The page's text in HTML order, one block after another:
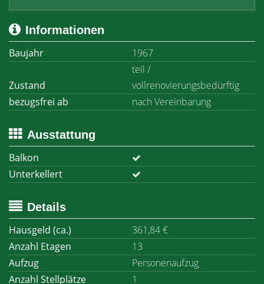
Informationen
Baujahr
1967
Zustand
teil /
vollrenovierungsbedürftig
bezugsfrei ab
nach Vereinbarung
Ausstattung
Balkon
Unterkellert
Details
Hausgeld (ca.)
361,84 €
Anzahl Etagen
13
Aufzug
Personenaufzug
Anzahl Stellplätze
1